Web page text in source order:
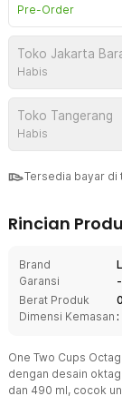
Pre-Order
Toko Jakarta
Habis
Toko Tangerang
Habis
Tersedia bayar di
Rincian
Brand
Garansi
-
Berat Produk
Dimensi Kemasan :
One Two Cups
dengan desain
dan 490 ml, cocok